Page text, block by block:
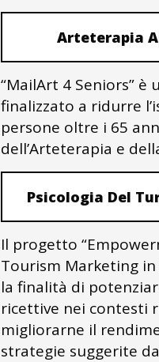
Arteterapia
“MailArt 4 Seniors” è
finalizzato a ridurre
persone oltre i 65
dell’Arteterapia e
Psicologia Del
Il progetto
Tourism Marketing in
la finalità di
ricettive nei contesti
migliorarne il
strategie suggerite